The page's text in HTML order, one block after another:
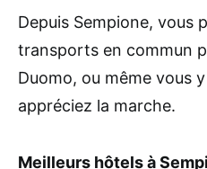
Depuis Sempione, vous
transports en commun
Duomo, ou même vous
appréciez la marche.
Meilleurs hôtels à